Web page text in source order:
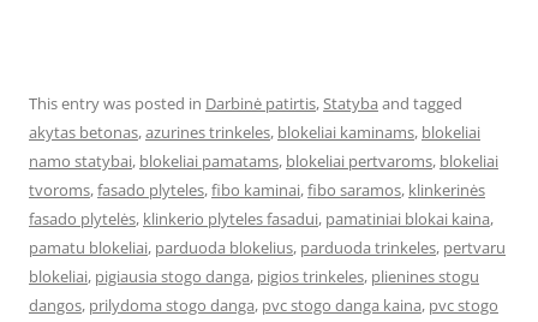
This entry was posted in Darbinė patirtis,Statyba and tagged
akytas betonas,azurines trinkeles, blokeliai kaminams, blokeliai
namo statybai, blokeliai pamatams, blokeliai pertvaroms, blokeliai
tvoroms,fasado plyteles,fibo kaminai,fibo saramos, klinkerinės
fasado plytelės, klinkerio plyteles fasadui, pamatiniai blokai kaina,
pamatu blokeliai, parduoda blokelius, parduoda trinkeles, pertvaru
blokeliai, pigiausia stogo danga, pigios trinkeles, plienines stogu
dangos, prilydoma stogo danga, pvc stogo danga kaina, pvc stogo